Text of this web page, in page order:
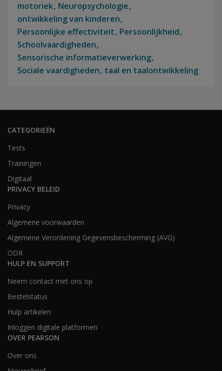
motoriek Neuropsychologie
ontwikkeling van kinderen
Persoonlijke effectiviteit Persoonlijkheid
Schoolvaardigheden
Sensorische informatieverwerking
Sociale vaardigheden taal en taalontwikkeling
CATEGORIEËN
Tests
Trainingen
Digitaal
PRIVACY BELEID
Privacy
Algemene voorwaarden
Algemene Verordening Gegevensbescherming (AVG)
ODR
HULP EN SUPPORT
Neem contact met ons op
Bestelstatus
Hulp artikelen
Inloggen digitale platformen
OVER PEARSON
Over ons